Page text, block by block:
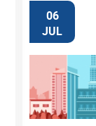
06
JUL